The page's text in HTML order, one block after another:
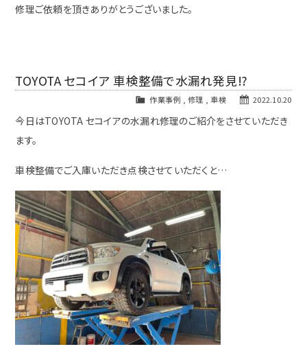
修理ご依頼を頂きありがとうございました。
TOYOTA セコイア 車検整備で水漏れ発見⁉
2022.10.20
作業事例 ,修理 ,車検
今日はTOYOTA セコイアの水漏れ修理のご紹介をさせていただき
ます。
車検整備でご入庫いただき点検させていただくと…